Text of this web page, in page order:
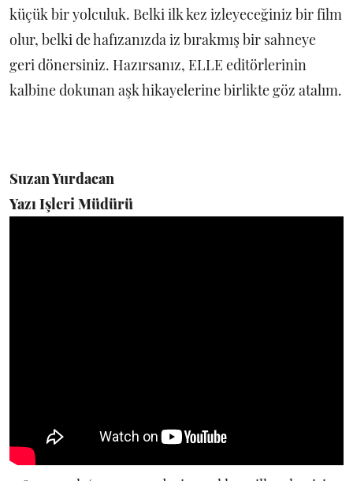
küçük bir yolculuk. Belki ilk kez izleyeceğiniz bir film
olur, belki de hafızanızda iz bırakmış bir sahneye
geri dönersiniz. Hazırsanız, ELLE editörlerinin
kalbine dokunan aşk hikayelerine birlikte göz atalım.
Suzan Yurdacan
Yazı Işleri Müdürü